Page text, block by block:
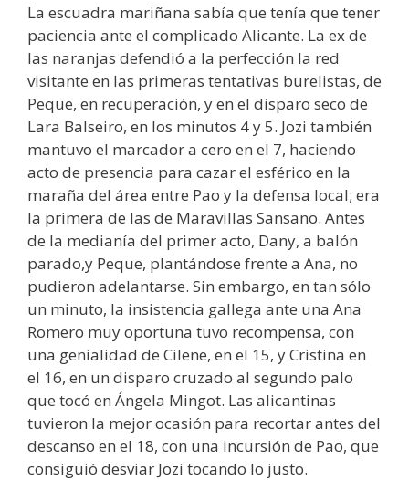
La escuadra mariñana sabía que tenía que tener
paciencia ante el complicado Alicante. La ex de
las naranjas defendió a la perfección la red
visitante en las primeras tentativas burelistas, de
Peque, en recuperación, y en el disparo seco de
Lara Balseiro, en los minutos 4 y 5. Jozi también
mantuvo el marcador a cero en el 7, haciendo
acto de presencia para cazar el esférico en la
maraña del área entre Pao y la defensa local; era
la primera de las de Maravillas Sansano. Antes
de la medianía del primer acto, Dany, a balón
parado,y Peque, plantándose frente a Ana, no
pudieron adelantarse. Sin embargo, en tan sólo
un minuto, la insistencia gallega ante una Ana
Romero muy oportuna tuvo recompensa, con
una genialidad de Cilene, en el 15, y Cristina en
el 16, en un disparo cruzado al segundo palo
que tocó en Ángela Mingot. Las alicantinas
tuvieron la mejor ocasión para recortar antes del
descanso en el 18, con una incursión de Pao, que
consiguió desviar Jozi tocando lo justo.